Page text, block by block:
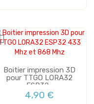
Boitier impression 3D
pour TTGO LORA32
ESP32...
4,90 €